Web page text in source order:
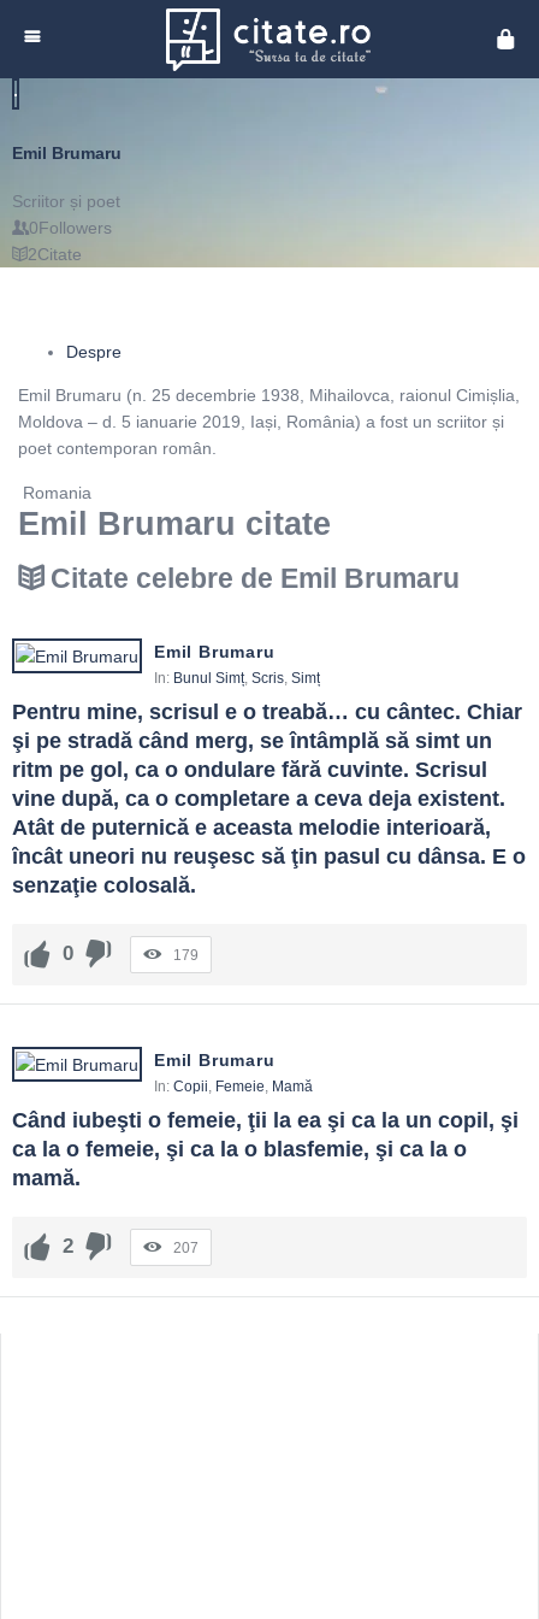
Emil Brumaru
Scriitor și poet
0Followers
2Citate
Despre
Emil Brumaru (n. 25 decembrie 1938, Mihailovca, raionul Cimișlia,
Moldova – d. 5 ianuarie 2019, Iași, România) a fost un scriitor și
poet contemporan român.
Romania
Emil Brumaru citate
Citate celebre de Emil Brumaru
Emil Brumaru
In: Bunul Simț, Scris, Simț
Pentru mine, scrisul e o treabă… cu cântec. Chiar
şi pe stradă când merg, se întâmplă să simt un
ritm pe gol, ca o ondulare fără cuvinte. Scrisul
vine după, ca o completare a ceva deja existent.
Atât de puternică e aceasta melodie interioară,
încât uneori nu reuşesc să ţin pasul cu dânsa. E o
senzaţie colosală.
0 179
Emil Brumaru
In: Copii, Femeie, Mamă
Când iubeşti o femeie, ţii la ea şi ca la un copil, şi
ca la o femeie, şi ca la o blasfemie, şi ca la o
mamă.
2 207